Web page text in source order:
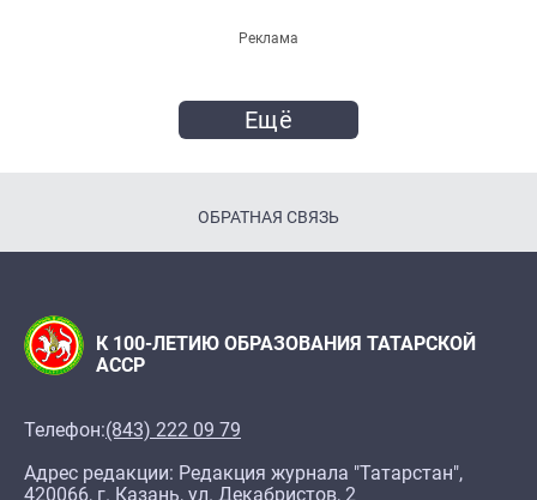
Реклама
Ещё
ОБРАТНАЯ СВЯЗЬ
К 100-ЛЕТИЮ ОБРАЗОВАНИЯ ТАТАРСКОЙ
АССР
Телефон:(843) 222 09 79
Адрес редакции: Редакция журнала "Татарстан",
420066, г. Казань, ул. Декабристов, 2